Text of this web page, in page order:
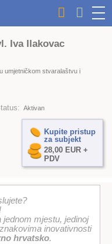
Iva Ilakovac
umjetničkom stvaralaštvu i
Aktivan
Kupite pristup
za subjekt
28,00 EUR +
PDV
jednom mjestu, jedinoj
inovativnosti
hrvatsko.